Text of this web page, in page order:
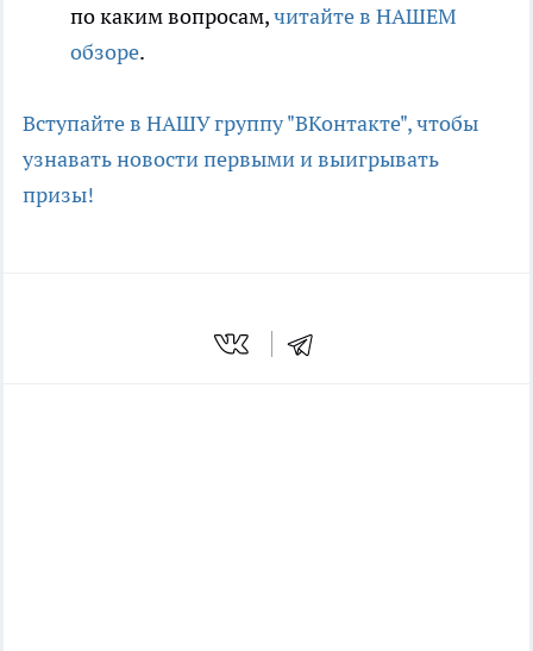
по каким вопросам,читайте в НАШЕМ
обзоре.
Вступайте в НАШУ группу "ВКонтакте", чтобы
узнавать новости первыми и выигрывать
призы!